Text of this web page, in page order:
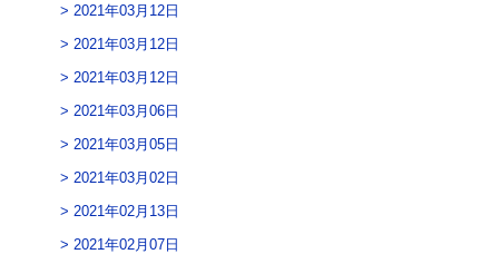
2021年03月12日
2021年03月12日
2021年03月12日
2021年03月06日
2021年03月05日
2021年03月02日
2021年02月13日
2021年02月07日